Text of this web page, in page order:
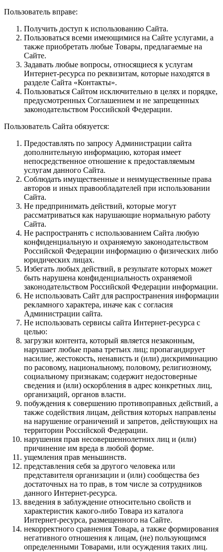
Пользователь вправе:
Получить доступ к использованию Сайта.
Пользоваться всеми имеющимися на Сайте услугами, а
также приобретать любые Товары, предлагаемые на
Сайте.
Задавать любые вопросы, относящиеся к услугам
Интернет-ресурса по реквизитам, которые находятся в
разделе Сайта «Контакты».
Пользоваться Сайтом исключительно в целях и порядке,
предусмотренных Соглашением и не запрещенных
законодательством Российской Федерации.
Пользователь Сайта обязуется:
Предоставлять по запросу Администрации сайта
дополнительную информацию, которая имеет
непосредственное отношение к предоставляемым
услугам данного Сайта.
Соблюдать имущественные и неимущественные права
авторов и иных правообладателей при использовании
Сайта.
Не предпринимать действий, которые могут
рассматриваться как нарушающие нормальную работу
Сайта.
Не распространять с использованием Сайта любую
конфиденциальную и охраняемую законодательством
Российской Федерации информацию о физических либо
юридических лицах.
Избегать любых действий, в результате которых может
быть нарушена конфиденциальность охраняемой
законодательством Российской Федерации информации.
Не использовать Сайт для распространения информации
рекламного характера, иначе как с согласия
Администрации сайта.
Не использовать сервисы сайта Интернет-ресурса с
целью:
загрузки контента, который является незаконным,
нарушает любые права третьих лиц; пропагандирует
насилие, жестокость, ненависть и (или) дискриминацию
по расовому, национальному, половому, религиозному,
социальному признакам; содержит недостоверные
сведения и (или) оскорбления в адрес конкретных лиц,
организаций, органов власти.
побуждения к совершению противоправных действий, а
также содействия лицам, действия которых направлены
на нарушение ограничений и запретов, действующих на
территории Российской Федерации.
нарушения прав несовершеннолетних лиц и (или)
причинение им вреда в любой форме.
ущемления прав меньшинств.
представления себя за другого человека или
представителя организации и (или) сообщества без
достаточных на то прав, в том числе за сотрудников
данного Интернет-ресурса.
введения в заблуждение относительно свойств и
характеристик какого-либо Товара из каталога
Интернет-ресурса, размещенного на Сайте.
некорректного сравнения Товара, а также формирования
негативного отношения к лицам, (не) пользующимся
определенными Товарами, или осуждения таких лиц.